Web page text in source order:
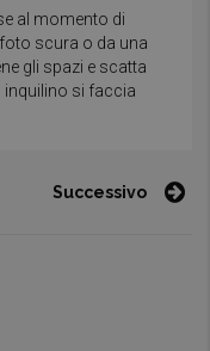
al momento di
scura o da una
gli spazi e scatta
si faccia
Successivo